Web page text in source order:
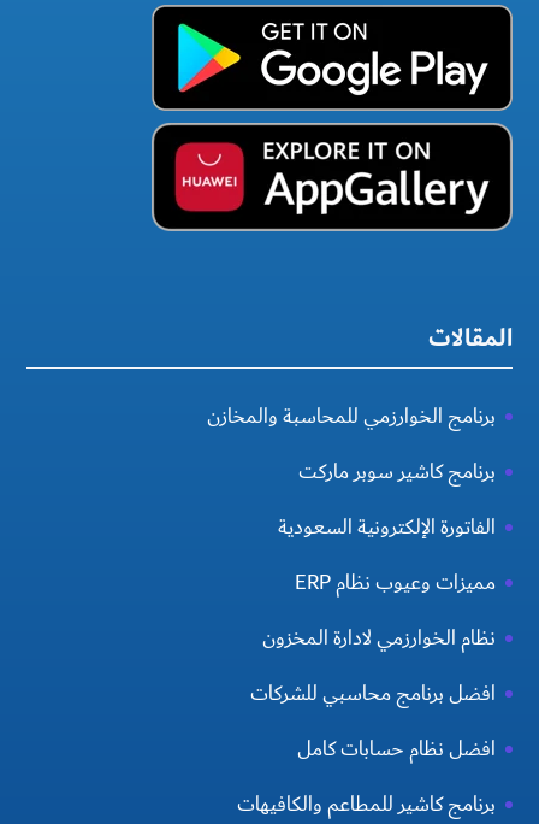
المقالات
برنامج الخوارزمي للمحاسبة والمخازن
برنامج كاشير سوبر ماركت
الفاتورة الإلكترونية السعودية
مميزات وعيوب نظام ERP
نظام الخوارزمي لادارة المخزون
افضل برنامج محاسبي للشركات
افضل نظام حسابات كامل
برنامج كاشير للمطاعم والكافيهات